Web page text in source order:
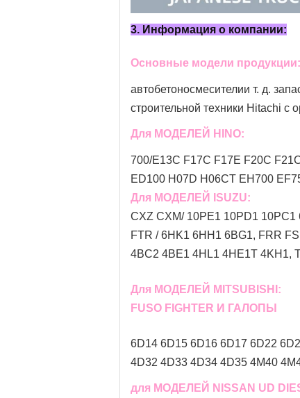
3. Информация о компании:
Основные модели продукции:
автобетоносмесителии т. д.
строительной техники Hitachi с
Для МОДЕЛЕЙ HINO:
700/E13C F17C F17E F20C
ED100 H07D H06CT EH700
Для МОДЕЛЕЙ ISUZU:
CXZ CXM/ 10PE1 10PD1 10PC1
FTR / 6HK1 6HH1 6BG1, FRR
4BC2 4BE1 4HL1 4HE1T 4KH1,
Для МОДЕЛЕЙ MITSUBISHI:
FUSO FIGHTER И ГАЛОПЫ
6D14 6D15 6D16 6D17 6D22
4D32 4D33 4D34 4D35 4M40
для МОДЕЛЕЙ NISSAN UD